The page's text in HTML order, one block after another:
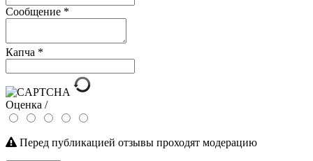
Сообщение *
Капча *
Оценка /
Перед публикацией отзывы проходят модерацию